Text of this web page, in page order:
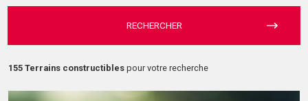
RECHERCHER
155 Terrains constructibles pour votre recherche